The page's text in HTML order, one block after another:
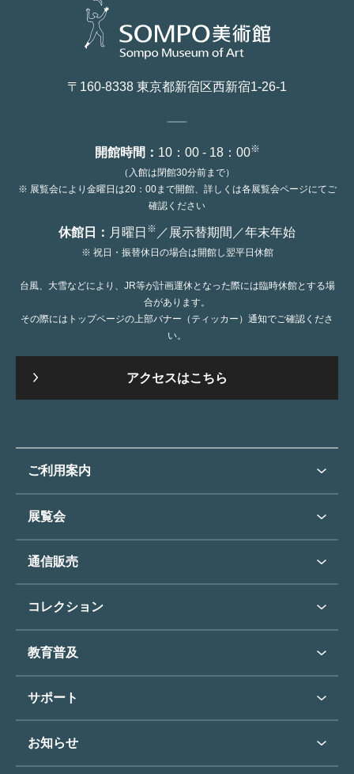
〒160-8338 東京都新宿区西新宿1-26-1
開館時間： 10：00 - 18：00※
（入館は閉館30分前まで）
※ 展覧会により金曜日は20：00まで開館、詳しくは各展覧会ページにてご
確認ください
休館日： 月曜日 ※ ／展示替期間／年末年始
※ 祝日・振替休日の場合は開館し翌平日休館
台風、大雪などにより、JR等が計画運休となった際には臨時休館とする場
合があります。
その際にはトップページの上部バナー（ティッカー）通知でご確認くださ
い。
アクセスはこちら
ご利用案内
ご利用案内トップ
開館時間・休館日
アクセス
団体のご利用について
バリアフリー／小さなお子様
展覧会
展覧会・イベントトップ
次回の展覧会
展覧会スケジュール
過去の展覧会
通信販売
コレクション
コレクショントップ
東郷青児
コレクションハイライト
教育普及
教育普及トップ
オンラインで美術鑑賞
博物館実習について
サポート
よくあるご質問
お知らせ